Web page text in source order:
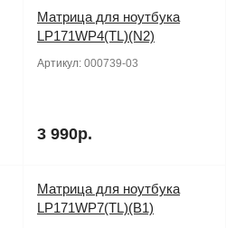
Матрица для ноутбука
LP171WP4(TL)(N2)
Артикул: 000739-03
3 990р.
Матрица для ноутбука
LP171WP7(TL)(B1)